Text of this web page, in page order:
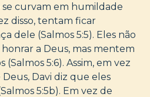
se curvam em humildade
disso, tentam ficar
dele (Salmos 5:5). Eles não
a Deus, mas mentem
5:6). Assim, em vez
Davi diz que eles
5:5b). Em vez de